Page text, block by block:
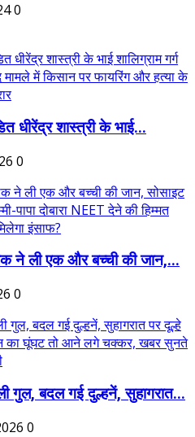
0
धीरेंद्र शास्त्री के भाई...
0
ने ली एक और बच्ची की जान,...
0
गुल, बदल गई दुल्हनें, सुहागरात...
0